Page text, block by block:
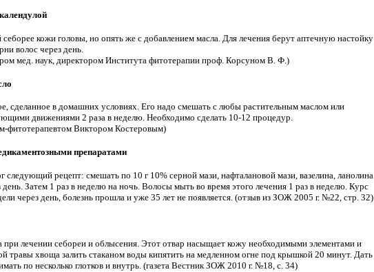
кожи головы, но опять же с добавлением масла. Для лечения берут аптечную настойку
волос через день.
мед. наук, директором Института фитотерапии проф. Корсуном В. Ф.)
сделанное в домашних условиях. Его надо смешать с любы растительным маслом или
движениями 2 раза в неделю. Необходимо сделать 10-12 процедур.
фитотерапевтом Виктором Костеровым)
препаратами
рецепт: смешать по 10 г 10% серной мази, нафталановой мази, вазелина, ланолина
Затем 1 раз в неделю на ночь. Волосы мыть во время этого лечения 1 раз в неделю. Курс
через день, болезнь прошла и уже 35 лет не появляется. (отзыв из ЗОЖ 2005 г. №22, стр. 32)
лечении себореи и облысения. Этот отвар насыщает кожу необходимыми элементами и
травы хвоща залить стаканом воды кипятить на медленном огне под крышкой 20 минут. Дать
по несколько глотков и внутрь. (газета Вестник ЗОЖ 2010 г. №18, с. 34)